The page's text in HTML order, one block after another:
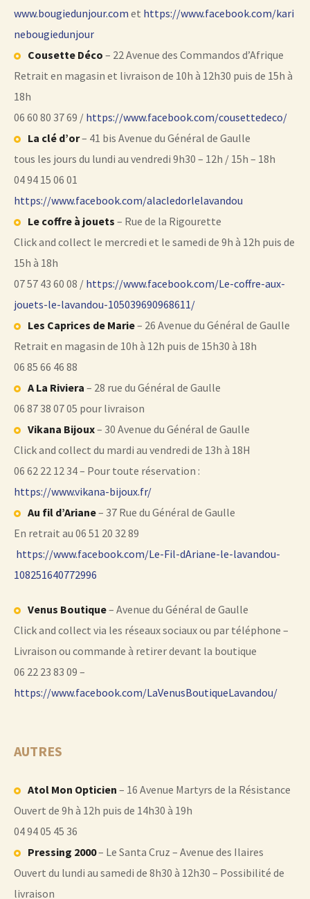
www.bougiedunjour.com et https://www.facebook.com/kari
nebougiedunjour
Cousette Déco – 22 Avenue des Commandos d’Afrique
Retrait en magasin et livraison de 10h à 12h30 puis de 15h à
18h
06 60 80 37 69 / https://www.facebook.com/cousettedeco/
La clé d’or– 41 bis Avenue du Général de Gaulle
tous les jours du lundi au vendredi 9h30 – 12h / 15h – 18h
04 94 15 06 01
https://www.facebook.com/alacledorlelavandou
Le coffre à jouets – Rue de la Rigourette
Click and collect le mercredi et le samedi de 9h à 12h puis de
15h à 18h
07 57 43 60 08 / https://www.facebook.com/Le-coffre-aux-
jouets-le-lavandou-105039690968611/
Les Caprices de Marie– 26 Avenue du Général de Gaulle
Retrait en magasin de 10h à 12h puis de 15h30 à 18h
06 85 66 46 88
A La Riviera – 28 rue du Général de Gaulle
06 87 38 07 05 pour livraison
Vikana Bijoux– 30 Avenue du Général de Gaulle
Click and collect du mardi au vendredi de 13h à 18H
06 62 22 12 34 – Pour toute réservation :
https://www.vikana-bijoux.fr/
Au fil d’Ariane– 37 Rue du Général de Gaulle
En retrait au 06 51 20 32 89
https://www.facebook.com/Le-Fil-dAriane-le-lavandou-
108251640772996
Venus Boutique– Avenue du Général de Gaulle
Click and collect via les réseaux sociaux ou par téléphone –
Livraison ou commande à retirer devant la boutique
06 22 23 83 09 –
https://www.facebook.com/LaVenusBoutiqueLavandou/
AUTRES
Atol Mon Opticien – 16 Avenue Martyrs de la Résistance
Ouvert de 9h à 12h puis de 14h30 à 19h
04 94 05 45 36
Pressing 2000– Le Santa Cruz – Avenue des Ilaires
Ouvert du lundi au samedi de 8h30 à 12h30 – Possibilité de
livraison